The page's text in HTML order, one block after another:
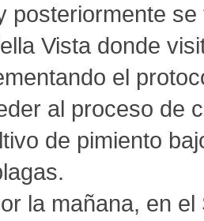
posteriormente
Vista donde
el
al proceso de
de pimiento
la mañana, en